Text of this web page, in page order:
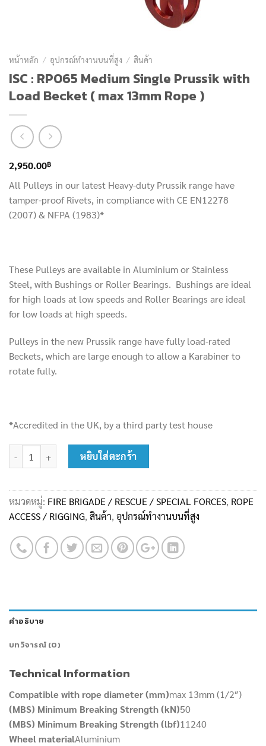
หน้าหลัก / อุปกรณ์ทำงานบนที่สูง / สินค้า
ISC : RP065 Medium Single Prussik with
Load Becket ( max 13mm Rope )
2,950.00฿
All Pulleys in our latest Heavy-duty Prussik range have
tamper-proof Rivets, in compliance with CE EN12278
(2007) & NFPA (1983)*
These Pulleys are available in Aluminium or Stainless
Steel, with Bushings or Roller Bearings. Bushings are ideal
for high loads at low speeds and Roller Bearings are ideal
for low loads at high speeds.
Pulleys in the new Prussik range have fully load-rated
Beckets, which are large enough to allow a Karabiner to
rotate fully.
*Accredited in the UK, by a third party test house
จำนวน ISC : RP065 Medium Single Prussik with Load Becket ( max
หยิบใส่ตะกร้า
หมวดหมู่: FIRE BRIGADE / RESCUE / SPECIAL FORCES, ROPE
ACCESS / RIGGING, สินค้า, อุปกรณ์ทำงานบนที่สูง
คำอธิบาย
บทวิจารณ์ (0)
Technical Information
Compatible with rope diameter (mm)max 13mm (1/2″)
(MBS) Minimum Breaking Strength (kN)50
(MBS) Minimum Breaking Strength (lbf)11240
Wheel materialAluminium